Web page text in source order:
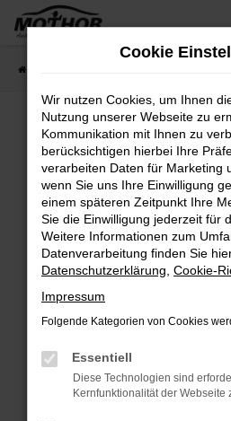
Zum
Fehler: Network
Beim Laden ist ein Fehler
Hier sind ein paar Tipps, die
Überprüfe deine Firewall
Internetverbindung.
Suchmaschine?
Manche Erweiterungen,
können das Laden
verhindern. Funktioniert
Cookie
Wir nutzen Cookies, um Ihnen
Nutzung unserer Webseite zu
Kommunikation mit Ihnen zu
berücksichtigen hierbei Ihre
verarbeiten Daten für Marketing
wenn Sie uns Ihre Einwilligung
einem späteren Zeitpunkt Ihre
Sie die Einwilligung jederzeit für
Weitere Informationen zum
Datenverarbeitung finden Sie
Datenschutzerklärung Cookie-
Impressum
Folgende Kategorien von Cookies
Essentiell
Diese Technologien sind
Kernfunktionalität der Webseite